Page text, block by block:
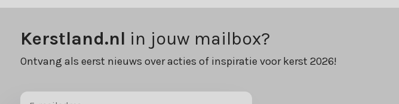
Kerstland.nl in jouw mailbox?
Ontvang als eerst nieuws over acties of inspiratie voor kerst 2026!